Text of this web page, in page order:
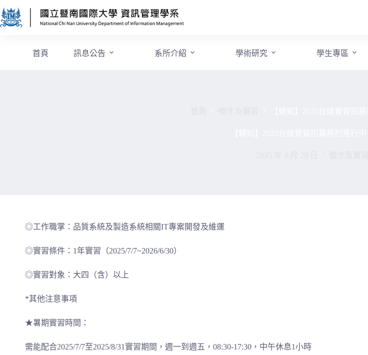
首頁 訊息公告 系所介紹 學術研究 學生專區
◎工作職掌：品質系統及製造系統相關IT專案開發及維運
◎實習條件：1年實習（2025/7/7~2026/6/30）
◎實習對象：大四（含）以上
*其他注意事項
★暑期實習時間：
需能配合2025/7/7至2025/8/31實習期間，週一到週五，08:30-17:30，中午休息1小時